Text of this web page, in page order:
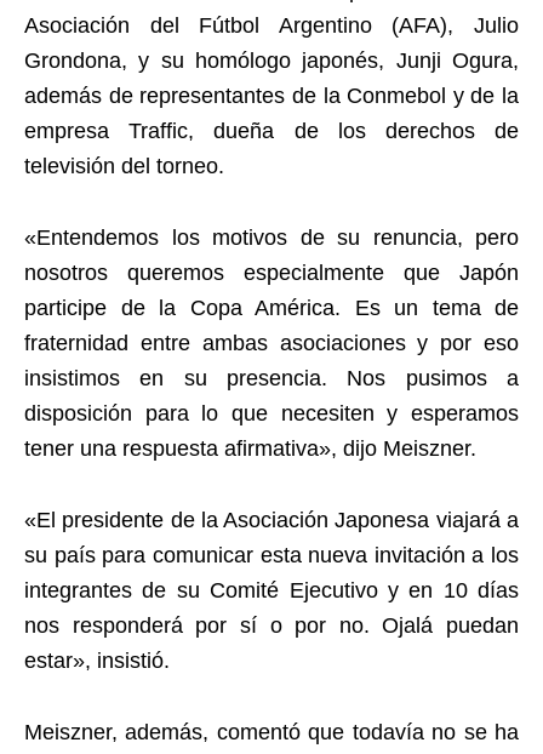
Asociación del Fútbol Argentino (AFA), Julio
Grondona, y su homólogo japonés, Junji Ogura,
además de representantes de la Conmebol y de la
empresa Traffic, dueña de los derechos de
televisión del torneo.
«Entendemos los motivos de su renuncia, pero
nosotros queremos especialmente que Japón
participe de la Copa América. Es un tema de
fraternidad entre ambas asociaciones y por eso
insistimos en su presencia. Nos pusimos a
disposición para lo que necesiten y esperamos
tener una respuesta afirmativa», dijo Meiszner.
«El presidente de la Asociación Japonesa viajará a
su país para comunicar esta nueva invitación a los
integrantes de su Comité Ejecutivo y en 10 días
nos responderá por sí o por no. Ojalá puedan
estar», insistió.
Meiszner, además, comentó que todavía no se ha